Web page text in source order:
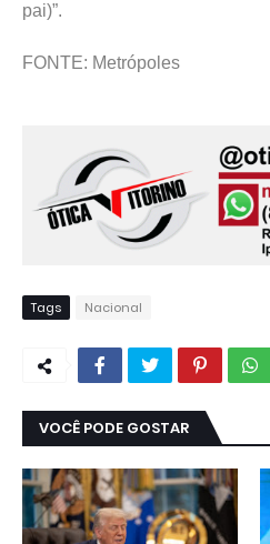
pai)”.
FONTE: Metrópoles
Tags Nacional
VOCÊ PODE GOSTAR